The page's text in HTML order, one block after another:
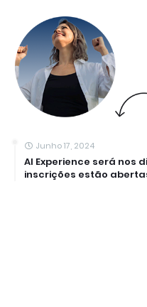
Junho 17, 2024
AI Experience será nos
inscrições estão